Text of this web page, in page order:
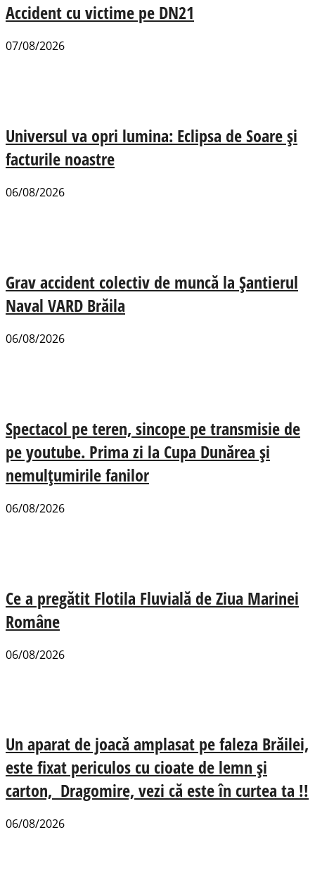
Accident cu victime pe DN21
07/08/2026
Universul va opri lumina: Eclipsa de Soare și
facturile noastre
06/08/2026
Grav accident colectiv de muncă la Șantierul
Naval VARD Brăila
06/08/2026
Spectacol pe teren, sincope pe transmisie de
pe youtube. Prima zi la Cupa Dunărea și
nemulțumirile fanilor
06/08/2026
Ce a pregătit Flotila Fluvială de Ziua Marinei
Române
06/08/2026
Un aparat de joacă amplasat pe faleza Brăilei,
este fixat periculos cu cioate de lemn și
carton, Dragomire, vezi că este în curtea ta !!
06/08/2026